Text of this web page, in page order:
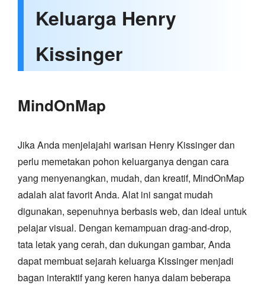
Keluarga Henry
Kissinger
MindOnMap
Jika Anda menjelajahi warisan Henry Kissinger dan
perlu memetakan pohon keluarganya dengan cara
yang menyenangkan, mudah, dan kreatif, MindOnMap
adalah alat favorit Anda. Alat ini sangat mudah
digunakan, sepenuhnya berbasis web, dan ideal untuk
pelajar visual. Dengan kemampuan drag-and-drop,
tata letak yang cerah, dan dukungan gambar, Anda
dapat membuat sejarah keluarga Kissinger menjadi
bagan interaktif yang keren hanya dalam beberapa